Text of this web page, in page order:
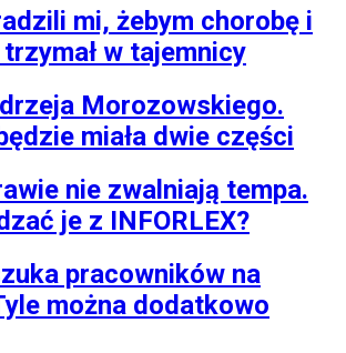
mi, żebym chorobę i
w tajemnicy
Morozowskiego.
miała dwie części
nie zwalniają tempa.
je z INFORLEX?
pracowników na
można dodatkowo